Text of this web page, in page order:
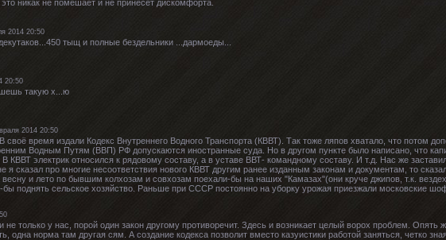
никак не помешает и не принесёт дискомфорта.
2014 20:50
тыщ и полные бездельники ...дармоеды...
20:50
такую х...ю
2014 20:50
своё время издали Кодекс Внутреннего Водного Транспорта (КВВТ). Так тоже ляпов хватало, что потом
Водным Путям (ВВП) РФ допускаются иностранные суда. Но в другом пункте было написано, что
КВВТ электрик относился к рядовому составу, а в уставе ВВТ- командному составу. И т.д. Нас же
я сказал про многие несоответствия нового КВВТ другим ранее изданным законам и документам, то
и лето по бывшим колхозам и совхозам поехали-бы на наших "Камазах"(они круче джипов, т.к.
поднять сельское хозяйство. Раньше при СССР постоянно на уборку урожая приезжали московские
не только у нас, порой один закон другому противоречит. Здесь и возникает целый ворох проблем.
одна норма там другая сям. А создание кодекса позволит вместо казуистики работой заняться, четко